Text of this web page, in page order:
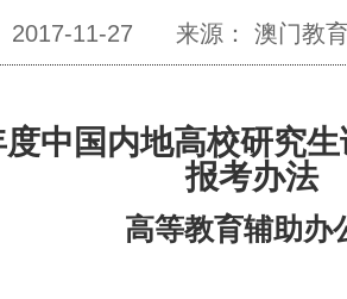
2017-11-27 来源： 澳门教
度中国内地高校研究
报考办法
高等教育辅助办